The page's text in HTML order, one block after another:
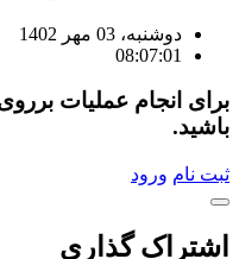
دوشنبه، 03 مهر 1402
08:07:01
برای انجام عملیات
باشید.
ثبت نام ورود
اشتراک گذاری